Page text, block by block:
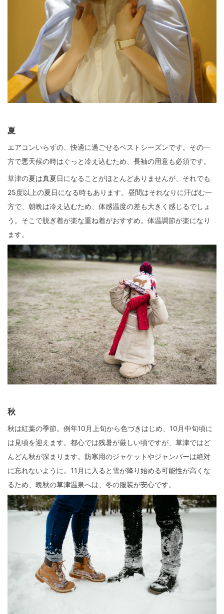
夏
エアコンいらずの、快適に過ごせるベストシーズンです。その一
方で悪天候の時はぐっと冷え込むため、長袖の用意も必須です。
草津の夏は真夏日になることがほとんどありませんが、それでも
25度以上の夏日になる時もあります。昼間はそれなりに汗ばむ一
方で、朝晩は冷え込むため、体感温度の差も大きく感じるでしょ
う。そこで脱ぎ着が楽な重ね着がおすすめ。体温調節が楽になり
ます。
秋
秋は紅葉の季節。例年10月上旬から色づきはじめ、10月中旬頃に
は見頃を迎えます。都心では残暑が厳しい頃ですが、草津ではど
んどん秋が深まります。防寒用のジャケットやジャンパーは絶対
に忘れないように。11月に入ると雪が降り始める可能性が高くな
るため、晩秋の草津温泉へは、冬の服装が安心です。